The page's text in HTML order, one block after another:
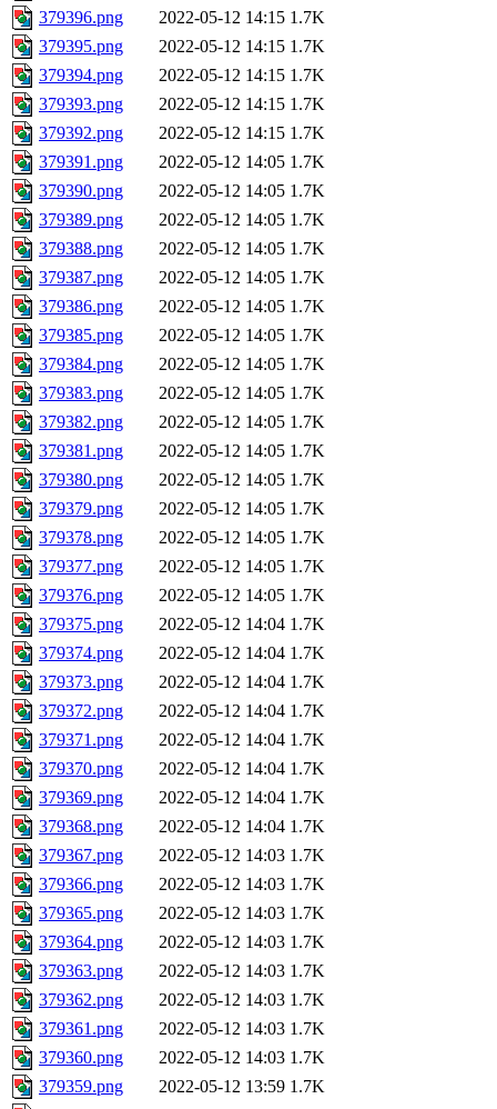
379396.png
2022-05-12 14:15 1.7K
379395.png
2022-05-12 14:15 1.7K
379394.png
2022-05-12 14:15 1.7K
379393.png
2022-05-12 14:15 1.7K
379392.png
2022-05-12 14:15 1.7K
379391.png
2022-05-12 14:05 1.7K
379390.png
2022-05-12 14:05 1.7K
379389.png
2022-05-12 14:05 1.7K
379388.png
2022-05-12 14:05 1.7K
379387.png
2022-05-12 14:05 1.7K
379386.png
2022-05-12 14:05 1.7K
379385.png
2022-05-12 14:05 1.7K
379384.png
2022-05-12 14:05 1.7K
379383.png
2022-05-12 14:05 1.7K
379382.png
2022-05-12 14:05 1.7K
379381.png
2022-05-12 14:05 1.7K
379380.png
2022-05-12 14:05 1.7K
379379.png
2022-05-12 14:05 1.7K
379378.png
2022-05-12 14:05 1.7K
379377.png
2022-05-12 14:05 1.7K
379376.png
2022-05-12 14:05 1.7K
379375.png
2022-05-12 14:04 1.7K
379374.png
2022-05-12 14:04 1.7K
379373.png
2022-05-12 14:04 1.7K
379372.png
2022-05-12 14:04 1.7K
379371.png
2022-05-12 14:04 1.7K
379370.png
2022-05-12 14:04 1.7K
379369.png
2022-05-12 14:04 1.7K
379368.png
2022-05-12 14:04 1.7K
379367.png
2022-05-12 14:03 1.7K
379366.png
2022-05-12 14:03 1.7K
379365.png
2022-05-12 14:03 1.7K
379364.png
2022-05-12 14:03 1.7K
379363.png
2022-05-12 14:03 1.7K
379362.png
2022-05-12 14:03 1.7K
379361.png
2022-05-12 14:03 1.7K
379360.png
2022-05-12 14:03 1.7K
379359.png
2022-05-12 13:59 1.7K